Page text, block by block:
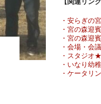
・安らぎの
・宮の森迎
・宮の森迎
・会場・会
・スタジオ
・いなり幼
・ケータリ